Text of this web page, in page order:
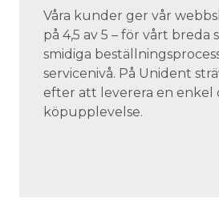
Våra kunder ger vår
på 4,5 av 5 – för vårt breda
smidiga
servicenivå. På Unident
efter att leverera en enkel
köpupplevelse.